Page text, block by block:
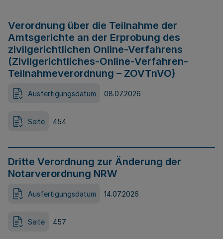
Verordnung über die Teilnahme der
Amtsgerichte an der Erprobung des
zivilgerichtlichen Online-Verfahrens
(Zivilgerichtliches-Online-Verfahren-
Teilnahmeverordnung – ZOVTnVO)
Ausfertigungsdatum 08.07.2026
Seite 454
Dritte Verordnung zur Änderung der
Notarverordnung NRW
Ausfertigungsdatum 14.07.2026
Seite 457